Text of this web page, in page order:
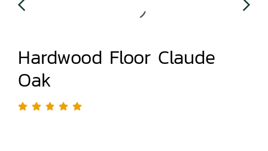
Hardwood Floor Claude
Oak